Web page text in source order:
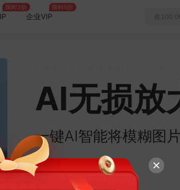
限时3折
企业VIP
限时5折
AI无损放
一键AI智能将模糊图